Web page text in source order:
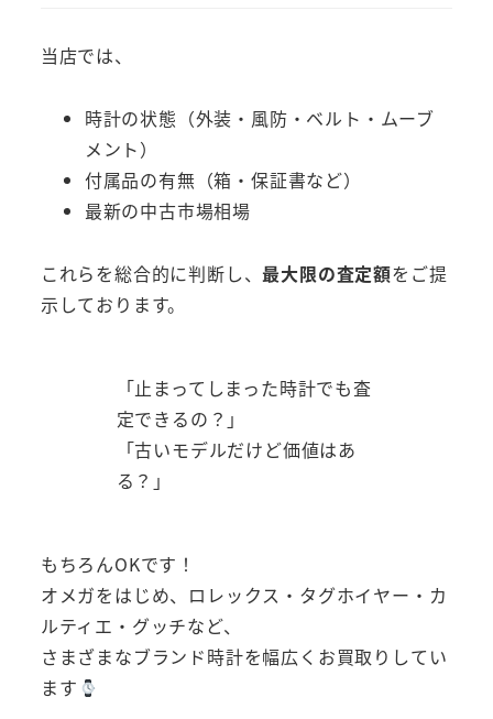
当店では、
時計の状態（外装・風防・ベルト・ムーブ
メント）
付属品の有無（箱・保証書など）
最新の中古市場相場
これらを総合的に判断し、最大限の査定額をご提
示しております。
「止まってしまった時計でも査
定できるの？」
「古いモデルだけど価値はあ
る？」
もちろんOKです！
オメガをはじめ、ロレックス・タグホイヤー・カ
ルティエ・グッチなど、
さまざまなブランド時計を幅広くお買取りしてい
ます